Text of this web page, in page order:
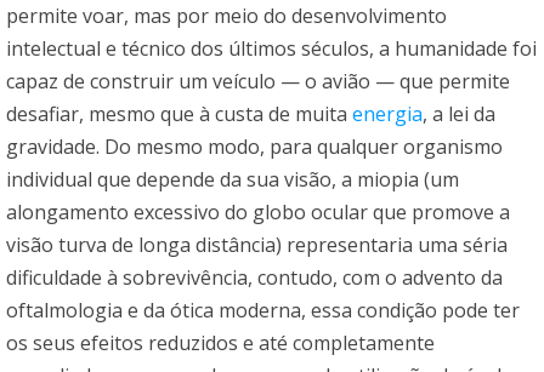
permite voar, mas por meio do desenvolvimento
intelectual e técnico dos últimos séculos, a humanidade foi
capaz de construir um veículo — o avião — que permite
desafiar, mesmo que à custa de muita energia, a lei da
gravidade. Do mesmo modo, para qualquer organismo
individual que depende da sua visão, a miopia (um
alongamento excessivo do globo ocular que promove a
visão turva de longa distância) representaria uma séria
dificuldade à sobrevivência, contudo, com o advento da
oftalmologia e da ótica moderna, essa condição pode ter
os seus efeitos reduzidos e até completamente